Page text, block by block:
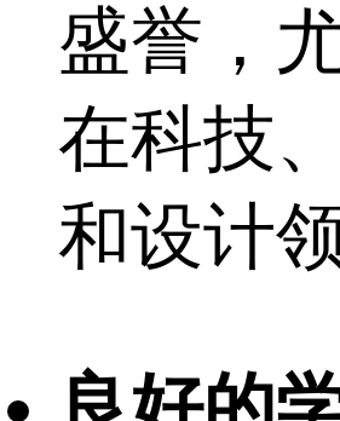
盛誉，
在科技
和设计领